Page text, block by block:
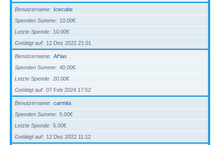
Benutzername
Icecube
Spenden Summe
10.00€
Letzte Spende
10.00€
Getätigt auf
12 Dez 2022 21:01
Benutzername
Al*ias
Spenden Summe
40.00€
Letzte Spende
20.00€
Getätigt auf
07 Feb 2024 17:52
Benutzername
carmita
Spenden Summe
5.00€
Letzte Spende
5.00€
Getätigt auf
12 Dez 2022 11:12